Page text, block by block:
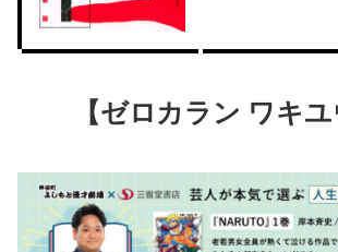
【ゼロカラン ワキユ